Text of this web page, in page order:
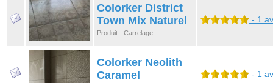
Colorker District
Town Mix Naturel
Produit - Carrelage
- 1
Colorker Neolith
Caramel
- 1